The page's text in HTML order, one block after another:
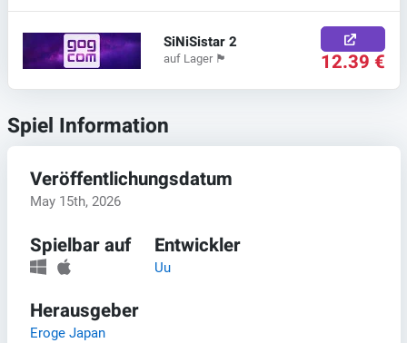
SiNiSistar 2
auf Lager 🏴 12.39 €
Spiel Information
Veröffentlichungsdatum
May 15th, 2026
Spielbar auf Entwickler
Uu
Herausgeber
Eroge Japan